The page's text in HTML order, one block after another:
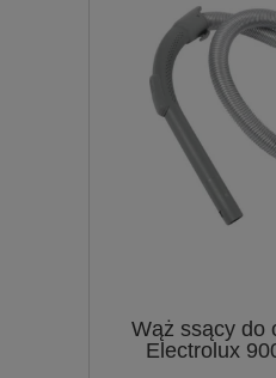
Wąż ssący do
Electrolux